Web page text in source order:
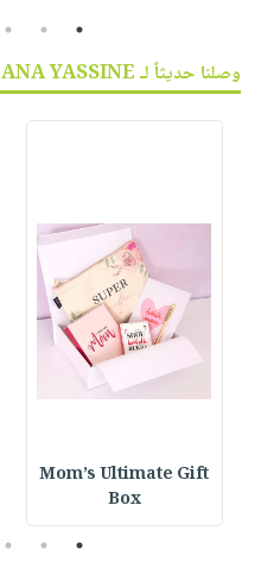
1
2
3
وصلنا حديثاً لـ BY LANA YASSINE :
Mom’s Ultimate Gift
Box
1
2
3